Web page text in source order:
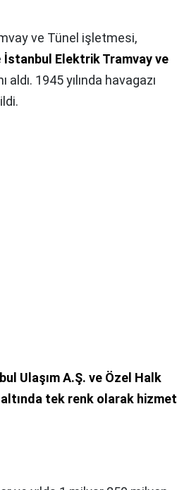
ve Tünel işletmesi,
İstanbul Elektrik Tramvay ve
aldı. 1945 yılında havagazı
Ulaşım A.Ş. ve Özel Halk
tek renk olarak hizmet